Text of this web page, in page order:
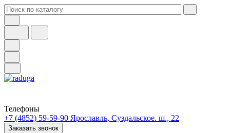
Телефоны
+7 (4852) 59-59-90 Ярославль, Суздальское. ш., 22
Заказать звонок